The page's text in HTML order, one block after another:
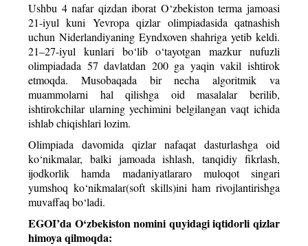
Ushbu 4 nafar qizdan iborat O‘zbekiston terma jamoasi
21-iyul kuni Yevropa qizlar olimpiadasida qatnashish
uchun Niderlandiyaning Eyndxoven shahriga yetib keldi.
21–27-iyul kunlari bo‘lib o‘tayotgan mazkur nufuzli
olimpiadada 57 davlatdan 200 ga yaqin vakil ishtirok
etmoqda. Musobaqada bir necha algoritmik va
muammolarni hal qilishga oid masalalar berilib,
ishtirokchilar ularning yechimini belgilangan vaqt ichida
ishlab chiqishlari lozim.
Olimpiada davomida qizlar nafaqat dasturlashga oid
ko‘nikmalar, balki jamoada ishlash, tanqidiy fikrlash,
ijodkorlik hamda madaniyatlararo muloqot singari
yumshoq ko‘nikmalar(soft skills)ini ham rivojlantirishga
muvaffaq bo‘ladi.
EGOI’da O‘zbekiston nomini quyidagi iqtidorli qizlar
himoya qilmoqda: